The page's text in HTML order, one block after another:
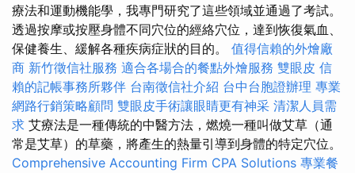
療法和運動機能學，我專門研究了這些領域並通過了考試。
透過按摩或按壓身體不同穴位的經絡穴位，達到恢復氣血、
保健養生、緩解各種疾病症狀的目的。 值得信賴的外燴廠
商 新竹徵信社服務 適合各場合的餐點外燴服務 雙眼皮 信
賴的記帳事務所夥伴 台南徵信社介紹 台中台胞證辦理 專業
網路行銷策略顧問 雙眼皮手術讓眼睛更有神采 清潔人員需
求 艾療法是一種傳統的中醫方法，燃燒一種叫做艾草（通
常是艾草）的草藥，將產生的熱量引導到身體的特定穴位。
Comprehensive Accounting Firm CPA Solutions 專業餐